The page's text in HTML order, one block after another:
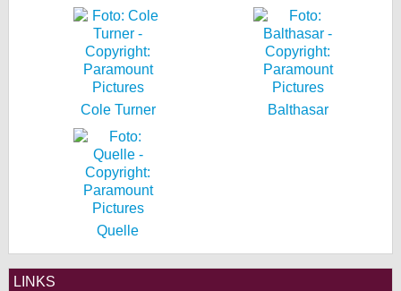
Cole Turner Balthasar
Quelle
LINKS